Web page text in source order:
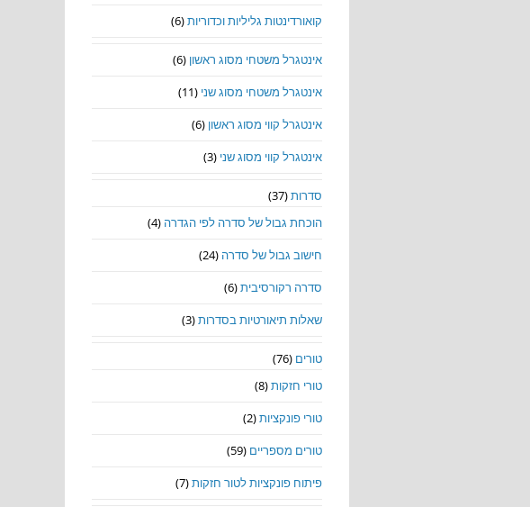
קואורדינטות גליליות וכדוריות(6)
אינטגרל משטחי מסוג ראשון (6)
אינטגרל משטחי מסוג שני (11)
אינטגרל קווי מסוג ראשון (6)
אינטגרל קווי מסוג שני (3)
סדרות(37)
הוכחת גבול של סדרה לפי הגדרה (4)
חישוב גבול של סדרה (24)
סדרה רקורסיבית(6)
שאלות תיאורטיות בסדרות(3)
טורים (76)
טורי חזקות(8)
טורי פונקציות(2)
טורים מספריים (59)
פיתוח פונקציות לטור חזקות(7)